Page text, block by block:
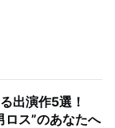
出演作5選！
ロス”のあなたへ